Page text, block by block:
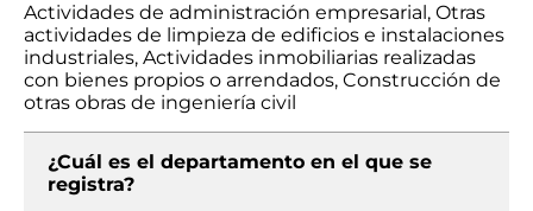
Actividades de administración empresarial, Otras
actividades de limpieza de edificios e instalaciones
industriales, Actividades inmobiliarias realizadas
con bienes propios o arrendados, Construcción de
otras obras de ingeniería civil
¿Cuál es el departamento en el que se
registra?